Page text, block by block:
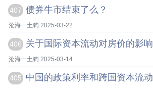
407 债券牛市结束了么？
沧海一土狗 2025-03-22
406 关于国际资本流动对房价的影响
沧海一土狗 2025-03-14
405 中国的政策利率和跨国资本流动